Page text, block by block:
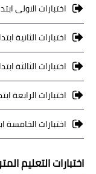
اختبارات الاولى
اختبارات الثانية
اختبارات الثالثة
اختبارات الرابعة
اختبارات الخامسة
اختبارات التعليم